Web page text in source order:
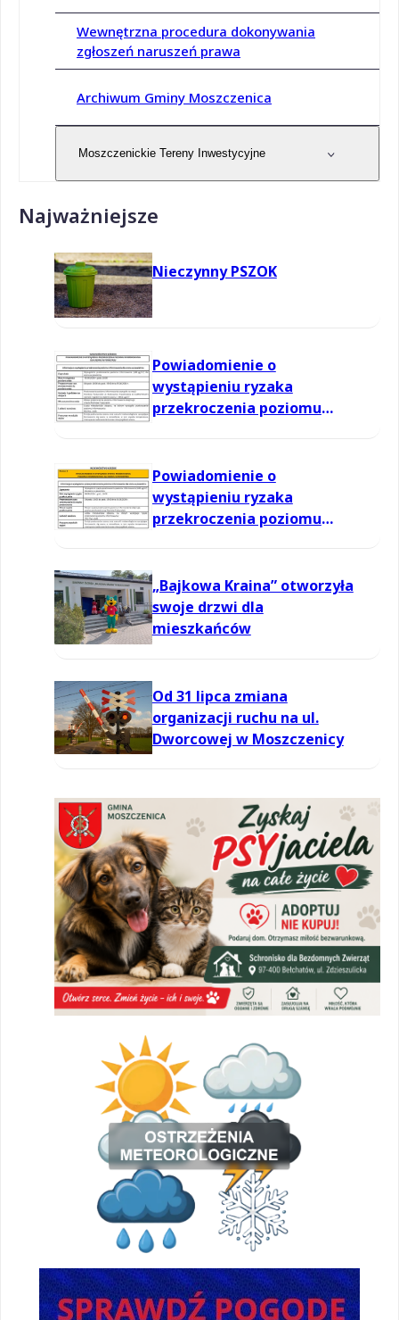
Wewnętrzna procedura dokonywania
zgłoszeń naruszeń prawa
Archiwum Gminy Moszczenica
Moszczenickie Tereny Inwestycyjne
Najważniejsze
Nieczynny PSZOK
Powiadomienie o
wystąpieniu ryzaka
przekroczenia poziomu
Powiadomienie o
wystąpieniu ryzaka
przekroczenia poziomu
„Bajkowa Kraina” otworzyła
swoje drzwi dla
mieszkańców
Od 31 lipca zmiana
organizacji ruchu na ul.
Dworcowej w Moszczenicy